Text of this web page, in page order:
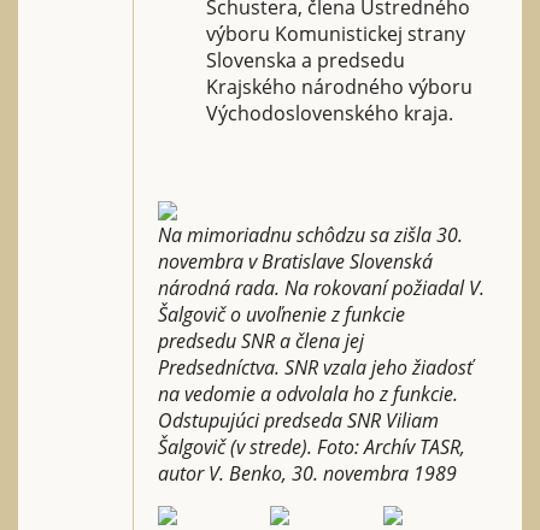
Schustera, člena Ústredného
výboru Komunistickej strany
Slovenska a predsedu
Krajského národného výboru
Východoslovenského kraja.
Na mimoriadnu schôdzu sa zišla 30.
novembra v Bratislave Slovenská
národná rada. Na rokovaní požiadal V.
Šalgovič o uvoľnenie z funkcie
predsedu SNR a člena jej
Predsedníctva. SNR vzala jeho žiadosť
na vedomie a odvolala ho z funkcie.
Odstupujúci predseda SNR Viliam
Šalgovič (v strede). Foto: Archív TASR,
autor V. Benko, 30. novembra 1989